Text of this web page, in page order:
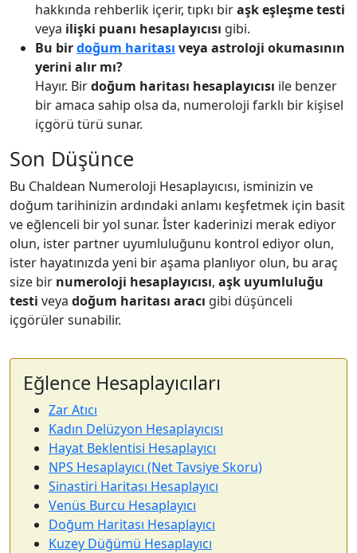
hakkında rehberlik içerir, tıpkı biraşk eşleşme testi
veya ilişki puanı hesaplayıcısı gibi.
Bu birdoğum haritası veya astroloji okumasının
yerini alır mı?
Hayır. Birdoğum haritası hesaplayıcısı ile benzer
bir amaca sahip olsa da, numeroloji farklı bir kişisel
içgörü türü sunar.
Son Düşünce
Bu Chaldean Numeroloji Hesaplayıcısı, isminizin ve
doğum tarihinizin ardındaki anlamı keşfetmek için basit
ve eğlenceli bir yol sunar. İster kaderinizi merak ediyor
olun, ister partner uyumluluğunu kontrol ediyor olun,
ister hayatınızda yeni bir aşama planlıyor olun, bu araç
size bir numeroloji hesaplayıcısı, aşk uyumluluğu
testi veya doğum haritası aracı gibi düşünceli
içgörüler sunabilir.
Eğlence Hesaplayıcıları
Zar Atıcı
Kadın Delüzyon Hesaplayıcısı
Hayat Beklentisi Hesaplayıcı
NPS Hesaplayıcı (Net Tavsiye Skoru)
Sinastiri Haritası Hesaplayıcı
Venüs Burcu Hesaplayıcı
Doğum Haritası Hesaplayıcı
Kuzey Düğümü Hesaplayıcı